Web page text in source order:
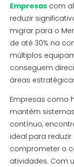
Empresas com
reduzir
migrar para o
de até 30% na
múltiplos
conseguem
áreas
Empresas como
mantêm
contínuo,
ideal para
comprometer o
atividades. Com